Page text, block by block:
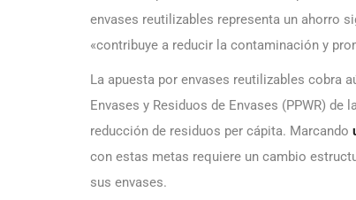
envases reutilizables representa un ahorro
«contribuye a reducir la contaminación y
La apuesta por envases reutilizables cobra
Envases y Residuos de Envases (PPWR)
reducción de residuos per cápita. Marcando
con estas metas requiere un cambio
sus envases.